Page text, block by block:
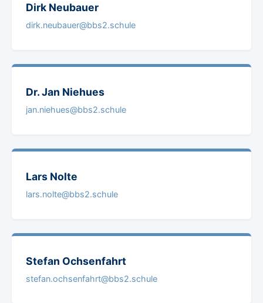
Dirk Neubauer
dirk.neubauer@bbs2.schule
Dr. Jan Niehues
jan.niehues@bbs2.schule
Lars Nolte
lars.nolte@bbs2.schule
Stefan Ochsenfahrt
stefan.ochsenfahrt@bbs2.schule